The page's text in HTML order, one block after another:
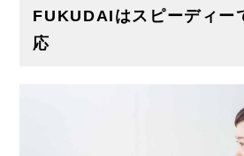
FUKUDAIはスピーディー
応